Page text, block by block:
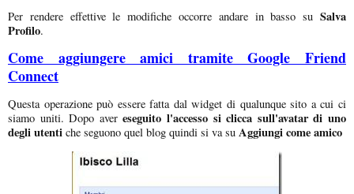
Per rendere effettive le modifiche occorre andare in basso su Salva
Profilo.
Come aggiungere amici tramite Google Friend
Connect
Questa operazione può essere fatta dal widget di qualunque sito a cui ci
siamo uniti. Dopo avereseguito l'accesso si clicca sull'avatar di uno
degli utenti che seguono quel blog quindi si va su Aggiungi come amico